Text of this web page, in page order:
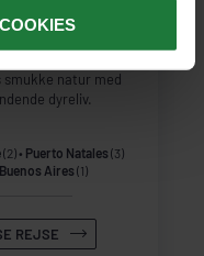
smukke natur med
dyreliv.
(2) Puerto Natales (3)
Buenos Aires (1)
REJSE